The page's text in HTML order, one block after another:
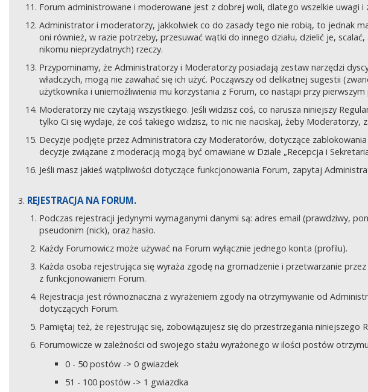
Forum administrowane i moderowane jest z dobrej woli, dlatego wszelkie uwagi i
Administrator i moderatorzy, jakkolwiek co do zasady tego nie robią, to jednak
oni również, w razie potrzeby, przesuwać wątki do innego działu, dzielić je,
nikomu nieprzydatnych) rzeczy.
Przypominamy, że Administratorzy i Moderatorzy posiadają zestaw narzędzi
władczych, mogą nie zawahać się ich użyć. Począwszy od delikatnej sugestii
użytkownika i uniemożliwienia mu korzystania z Forum, co nastąpi przy
Moderatorzy nie czytają wszystkiego. Jeśli widzisz coś, co narusza niniejszy
tylko Ci się wydaje, że coś takiego widzisz, to nic nie naciskaj, żeby Moderatorzy,
Decyzje podjęte przez Administratora czy Moderatorów, dotyczące
decyzje związane z moderacją mogą być omawiane w Dziale „Recepcja i
Jeśli masz jakieś wątpliwości dotyczące funkcjonowania Forum, zapytaj
REJESTRACJA NA FORUM.
Podczas rejestracji jedynymi wymaganymi danymi są: adres email (prawdziwy,
pseudonim (nick), oraz hasło.
Każdy Forumowicz może używać na Forum wyłącznie jednego konta (profilu).
Każda osoba rejestrująca się wyraża zgodę na gromadzenie i przetwarzanie
z funkcjonowaniem Forum.
Rejestracja jest równoznaczna z wyrażeniem zgody na otrzymywanie od
dotyczących Forum.
Pamiętaj też, że rejestrując się, zobowiązujesz się do przestrzegania niniejszego
Forumowicze w zależności od swojego stażu wyrażonego w ilości postów
0 - 50 postów -> 0 gwiazdek
51 - 100 postów -> 1 gwiazdka